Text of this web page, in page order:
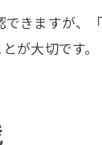
きますが、
が大切です。